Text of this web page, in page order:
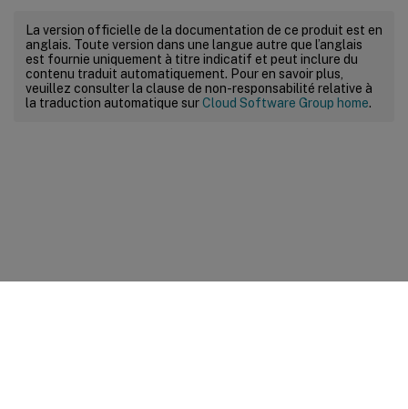
La version officielle de la documentation de ce produit est en
anglais. Toute version dans une langue autre que l’anglais
est fournie uniquement à titre indicatif et peut inclure du
contenu traduit automatiquement. Pour en savoir plus,
veuillez consulter la clause de non-responsabilité relative à
la traduction automatique surCloud Software Group home.